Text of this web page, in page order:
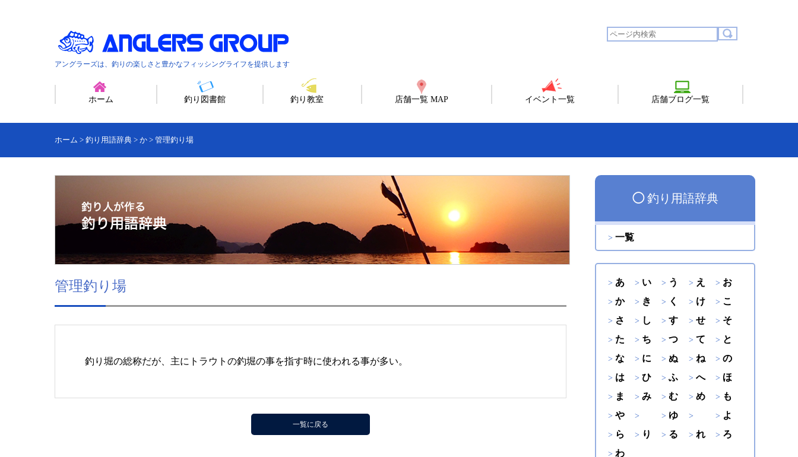
アングラーズは、釣りの楽しさと豊かなフィッシングライフを提供します
ホーム 釣り図書館 釣り教室 店舗一覧 MAP イベント一覧 店舗ブログ一覧
ホーム > 釣り用語辞典 > か > 管理釣り場
管理釣り場
釣り堀の総称だが、主にトラウトの釣堀の事を指す時に使われる事が多い。
一覧に戻る
◯釣り用語辞典
一覧
あ い う え
お
か
き く け
こ
さ
し す せ
そ
た
ち つ て
と
な
に ぬ ね
の
は
ひ ふ へ
ほ
ま
み む め
も
や
ゆ
よ
ら
り る れ
ろ
わ